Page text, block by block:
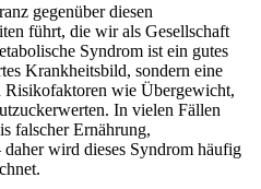
gegenüber diesen
führt, die wir als Gesellschaft
Syndrom ist ein gutes
Krankheitsbild, sondern eine
Risikofaktoren wie Übergewicht,
In vielen Fällen
falscher Ernährung,
wird dieses Syndrom häufig